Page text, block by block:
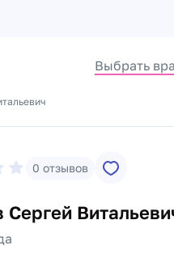
Выбрать
0 отзывов
Сергей